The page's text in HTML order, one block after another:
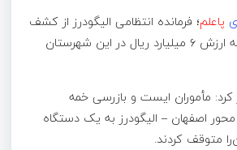
پاعلم؛ فرمانده انتظامی الیگودرز از کشف
۳ تن موسیر قاچاق به ارزش ۶ میلیارد ریال در این شهرستان
کرد: مأموران ایست و بازرسی خمه
اصفهان – الیگودرز به یک دستگاه
متوقف کردند.